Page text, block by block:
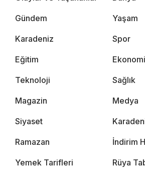
Gündem Yaşam
Karadeniz Spor
Eğitim Ekonomi
Teknoloji Sağlık
Magazin Medya
Siyaset
Ramazan İndirim
Yemek Tarifleri Rüya